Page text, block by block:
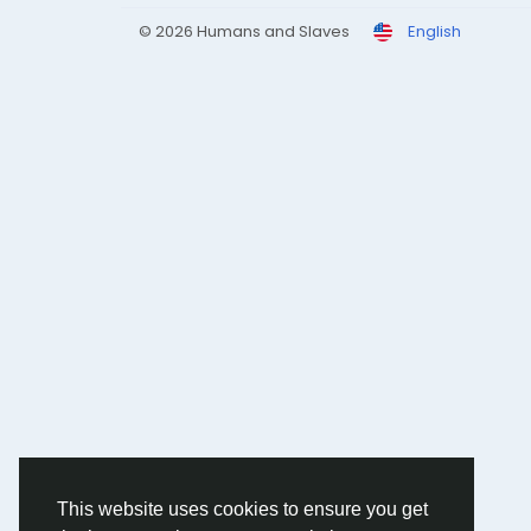
This website uses cookies to ensure you get
© 2026 Humans and Slaves English